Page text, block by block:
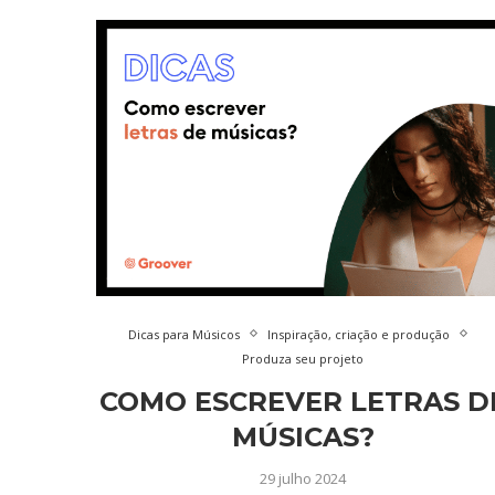
Dicas para Músicos
Inspiração, criação e produção
Produza seu projeto
COMO ESCREVER LETRAS
MÚSICAS?
29 julho 2024